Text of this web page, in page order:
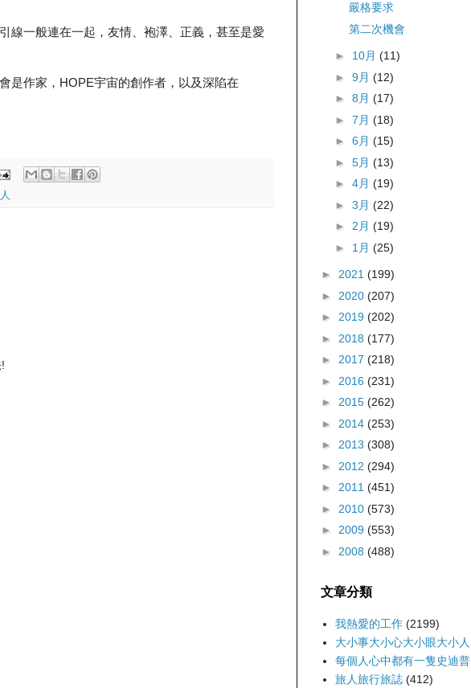
線一般連在一起，友情、袍澤、正義，甚至是愛
是作家，HOPE宇宙的創作者，以及深陷在
嚴格要求
第二次機會
► 10月 (11)
► 9月 (12)
► 8月 (17)
► 7月 (18)
► 6月 (15)
► 5月 (13)
► 4月 (19)
► 3月 (22)
► 2月 (19)
► 1月 (25)
► 2021 (199)
► 2020 (207)
► 2019 (202)
► 2018 (177)
► 2017 (218)
► 2016 (231)
► 2015 (262)
► 2014 (253)
► 2013 (308)
► 2012 (294)
► 2011 (451)
► 2010 (573)
► 2009 (553)
► 2008 (488)
文章分類
我熱愛的工作 (2199)
大小事大小心大小眼大小人
每個人心中都有一隻史迪普
旅人旅行旅誌 (412)